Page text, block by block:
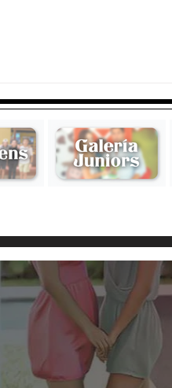
Años